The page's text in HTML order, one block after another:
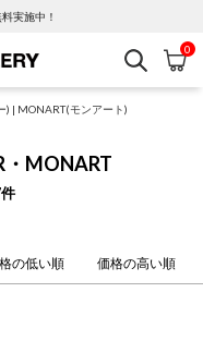
実施中！
Cuffs Gallery
検索 カ
0
) | MONART(モンアート)
・MONART
件
の低い順 価格の高い順